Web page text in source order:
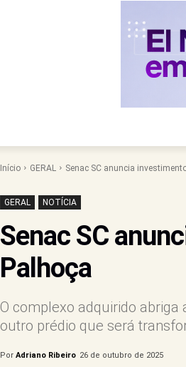
Início GERAL Senac SC anuncia
GERAL NOTÍCIA
Senac SC
Palhoça
O complexo adquirido abriga
outro prédio que será
Por Adriano Ribeiro 26 de outubro de 2025